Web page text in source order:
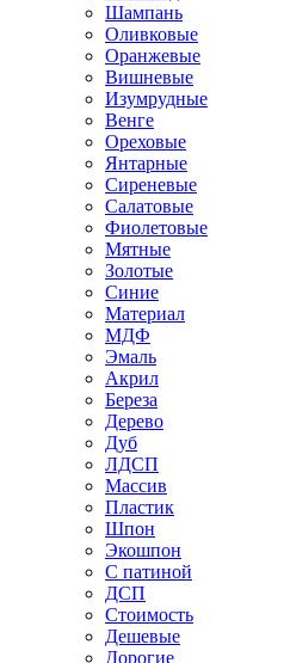
Шампань
Оливковые
Оранжевые
Вишневые
Изумрудные
Венге
Ореховые
Янтарные
Сиреневые
Салатовые
Фиолетовые
Мятные
Золотые
Синие
Материал
МДФ
Эмаль
Акрил
Береза
Дерево
Дуб
ЛДСП
Массив
Пластик
Шпон
Экошпон
С патиной
ДСП
Стоимость
Дешевые
Дорогие